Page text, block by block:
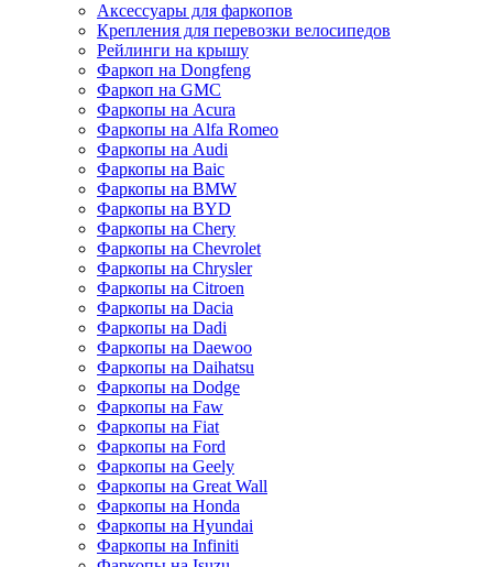
Аксессуары для фаркопов
Крепления для перевозки велосипедов
Рейлинги на крышу
Фаркоп на Dongfeng
Фаркоп на GMC
Фаркопы на Acura
Фаркопы на Alfa Romeo
Фаркопы на Audi
Фаркопы на Baic
Фаркопы на BMW
Фаркопы на BYD
Фаркопы на Chery
Фаркопы на Chevrolet
Фаркопы на Chrysler
Фаркопы на Citroen
Фаркопы на Dacia
Фаркопы на Dadi
Фаркопы на Daewoo
Фаркопы на Daihatsu
Фаркопы на Dodge
Фаркопы на Faw
Фаркопы на Fiat
Фаркопы на Ford
Фаркопы на Geely
Фаркопы на Great Wall
Фаркопы на Honda
Фаркопы на Hyundai
Фаркопы на Infiniti